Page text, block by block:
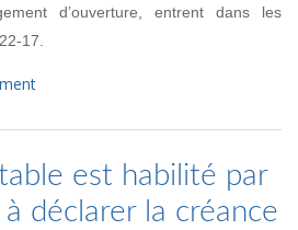
d’ouverture, entrent dans les
17.
est habilité par
déclarer la créance